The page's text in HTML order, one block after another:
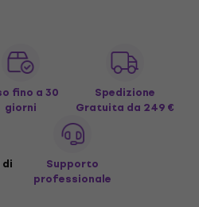
fino a 30
giorni
Spedizione
Gratuita da 249 €
Supporto
professionale